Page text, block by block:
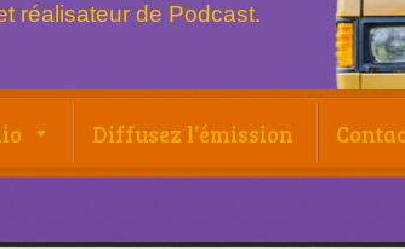
réalisateur de Podcast.
Diffusez l’émission